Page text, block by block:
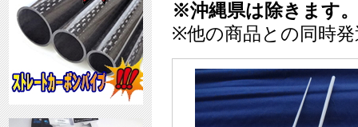
※沖縄県は除きます。
※他の商品との同時